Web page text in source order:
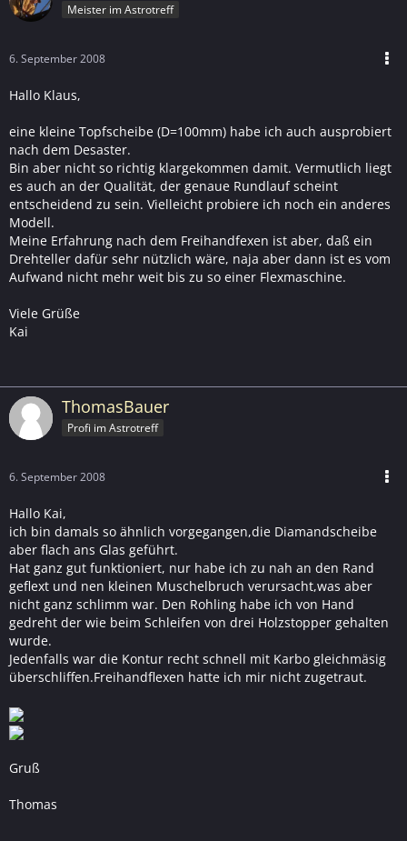
Meister im Astrotreff
6. September 2008
Hallo Klaus,
eine kleine Topfscheibe (D=100mm) habe ich auch ausprobiert
nach dem Desaster.
Bin aber nicht so richtig klargekommen damit. Vermutlich liegt
es auch an der Qualität, der genaue Rundlauf scheint
entscheidend zu sein. Vielleicht probiere ich noch ein anderes
Modell.
Meine Erfahrung nach dem Freihandfexen ist aber, daß ein
Drehteller dafür sehr nützlich wäre, naja aber dann ist es vom
Aufwand nicht mehr weit bis zu so einer Flexmaschine.
Viele Grüße
Kai
ThomasBauer
Profi im Astrotreff
6. September 2008
Hallo Kai,
ich bin damals so ähnlich vorgegangen,die Diamandscheibe
aber flach ans Glas geführt.
Hat ganz gut funktioniert, nur habe ich zu nah an den Rand
geflext und nen kleinen Muschelbruch verursacht,was aber
nicht ganz schlimm war. Den Rohling habe ich von Hand
gedreht der wie beim Schleifen von drei Holzstopper gehalten
wurde.
Jedenfalls war die Kontur recht schnell mit Karbo gleichmäsig
überschliffen.Freihandflexen hatte ich mir nicht zugetraut.
Gruß
Thomas